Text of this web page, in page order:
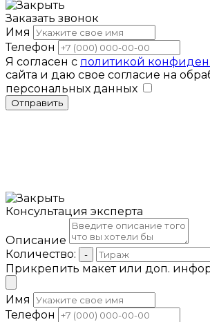
Заказать звонок
Имя
Телефон
Я согласен с политикой
сайта и даю свое согласие на
персональных данных
Отправить
Консультация эксперта
Описание
Количество:
-
Прикрепить макет или доп.
Имя
Телефон